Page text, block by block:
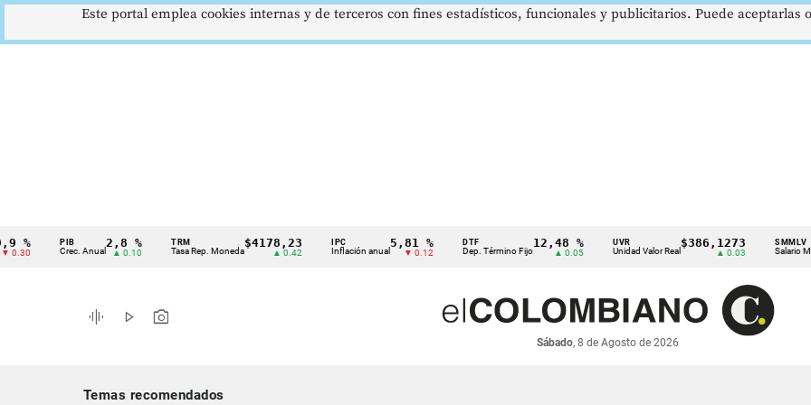
Cintillo
indicadores
económicos
PIB
Crec. Anual
2,8 %
▲ 0.10
TRM
Tasa Rep. Moneda
$4178,23
▲ 0.42
IPC
Inflación anual
5,81 %
▼ 0.12
DTF
Dep. Término Fijo
12,48 %
▲ 0.05
UVR
Unidad Valor Real
$386,1273 SMMLV
Salario Mínimo
graphic_eq play_arrow photo_camera
Sábado, 8 de Agosto de 2026
Temas recomendados
Este portal emplea cookies internas y de terceros con fines estadísticos, funcionales y publicitarios. Puede aceptarlas